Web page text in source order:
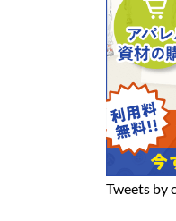
Tweets by